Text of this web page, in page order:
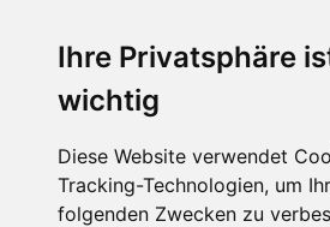
Ihre Privatsphäre
wichtig
Diese Website verwendet
Tracking-Technologien, um
folgenden Zwecken zu
Haller’s
Hotel
Riezlern, Vorarlberg,
InternetNichtraucher